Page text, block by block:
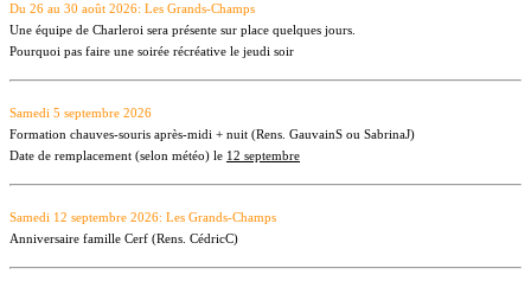
Du 26 au 30 août 2026: Les Grands-Champs
Une équipe de Charleroi sera présente sur place quelques jours.
Pourquoi pas faire une soirée récréative le jeudi soir
Samedi 5 septembre 2026
Formation chauves-souris après-midi + nuit (Rens. GauvainS ou SabrinaJ)
Date de remplacement (selon météo) le 12 septembre
Samedi 12 septembre 2026: Les Grands-Champs
Anniversaire famille Cerf (Rens. CédricC)